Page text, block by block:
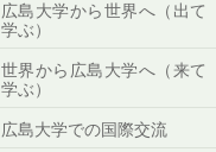
広島大学から世界へ（出て
学ぶ）
世界から広島大学へ（来て
学ぶ）
広島大学での国際交流